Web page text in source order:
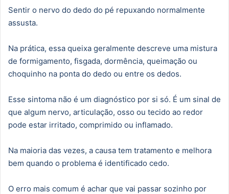
Sentir o nervo do dedo do pé repuxando normalmente
assusta.
Na prática, essa queixa geralmente descreve uma mistura
de formigamento, fisgada, dormência, queimação ou
choquinho na ponta do dedo ou entre os dedos.
Esse sintoma não é um diagnóstico por si só. É um sinal de
que algum nervo, articulação, osso ou tecido ao redor
pode estar irritado, comprimido ou inflamado.
Na maioria das vezes, a causa tem tratamento e melhora
bem quando o problema é identificado cedo.
O erro mais comum é achar que vai passar sozinho por